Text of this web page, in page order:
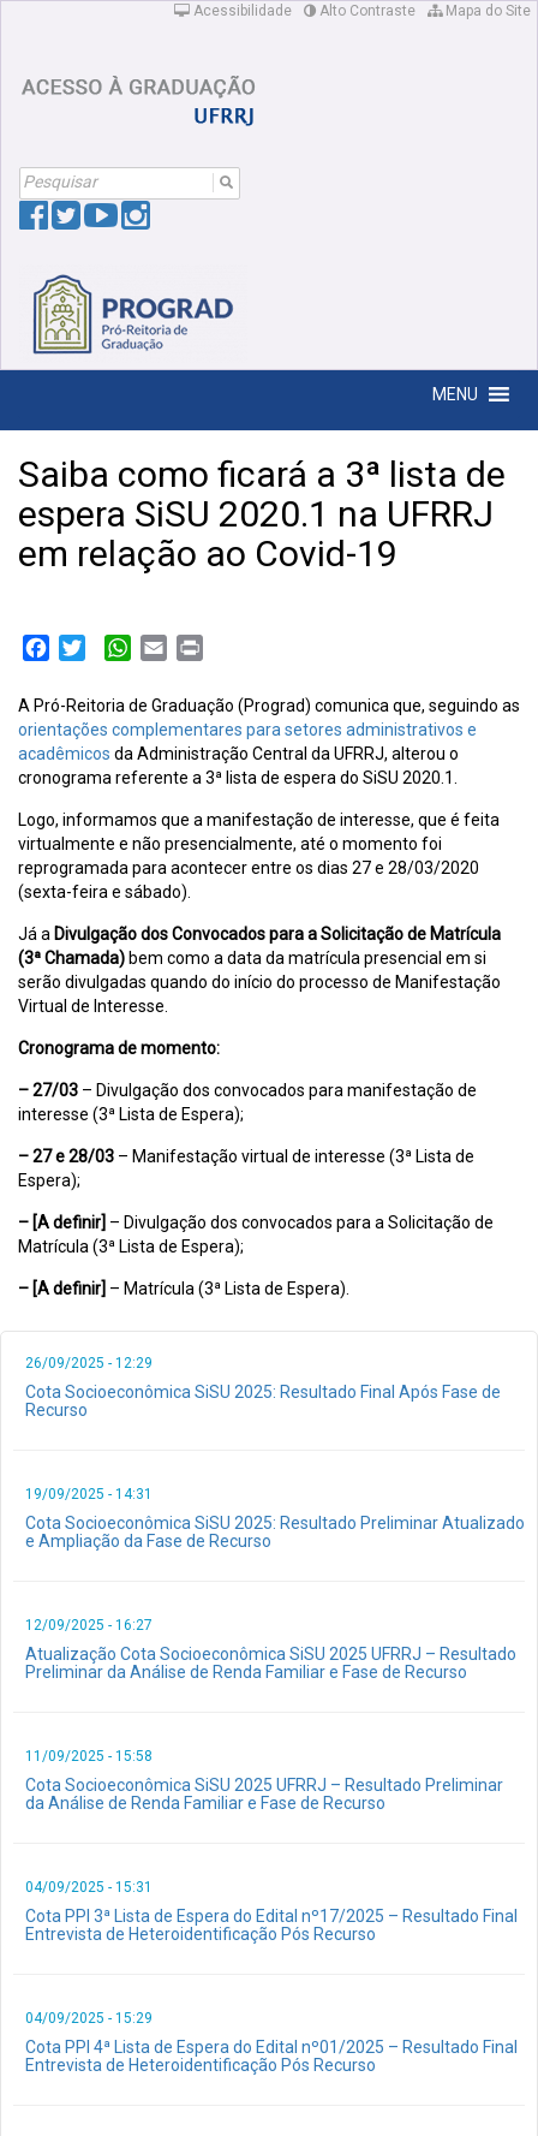
Mapa do Site
Alto Contraste
Acessibilidade
Search
For:
MENU
Saiba como ficará a 3ª lista de
espera SiSU 2020.1 na UFRRJ
em relação ao Covid-19
Facebook
Twitter WhatsApp
Email
A Pró-Reitoria de Graduação (Prograd) comunica que, seguindo as
orientações complementares para setores administrativos e
acadêmicos da Administração Central da UFRRJ, alterou o
cronograma referente a 3ª lista de espera do SiSU 2020.1.
Logo, informamos que a manifestação de interesse, que é feita
virtualmente e não presencialmente, até o momento foi
reprogramada para acontecer entre os dias 27 e 28/03/2020
(sexta-feira e sábado).
Já a Divulgação dos Convocados para a Solicitação de Matrícula
(3ª Chamada) bem como a data da matrícula presencial em si
serão divulgadas quando do início do processo de Manifestação
Virtual de Interesse.
Cronograma de momento:
– 27/03 – Divulgação dos convocados para manifestação de
interesse (3ª Lista de Espera);
– 27 e 28/03 – Manifestação virtual de interesse (3ª Lista de
Espera);
– [A definir] – Divulgação dos convocados para a Solicitação de
Matrícula (3ª Lista de Espera);
– [A definir] – Matrícula (3ª Lista de Espera).
26/09/2025 - 12:29
Cota Socioeconômica SiSU 2025: Resultado Final Após Fase de
Recurso
19/09/2025 - 14:31
Cota Socioeconômica SiSU 2025: Resultado Preliminar Atualizado
e Ampliação da Fase de Recurso
12/09/2025 - 16:27
Atualização Cota Socioeconômica SiSU 2025 UFRRJ – Resultado
Preliminar da Análise de Renda Familiar e Fase de Recurso
11/09/2025 - 15:58
Cota Socioeconômica SiSU 2025 UFRRJ – Resultado Preliminar
da Análise de Renda Familiar e Fase de Recurso
04/09/2025 - 15:31
Cota PPI 3ª Lista de Espera do Edital nº17/2025 – Resultado Final
Entrevista de Heteroidentificação Pós Recurso
04/09/2025 - 15:29
Cota PPI 4ª Lista de Espera do Edital nº01/2025 – Resultado Final
Entrevista de Heteroidentificação Pós Recurso